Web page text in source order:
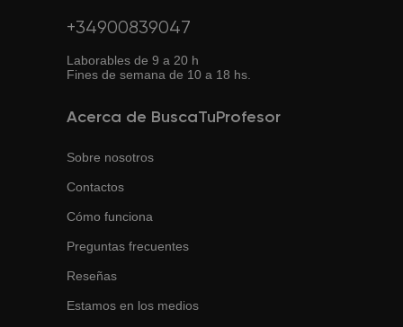
+34900839047
Laborables de 9 a 20 h
Fines de semana de 10 a 18 hs.
Acerca de BuscaTuProfesor
Sobre nosotros
Contactos
Cómo funciona
Preguntas frecuentes
Reseñas
Estamos en los medios